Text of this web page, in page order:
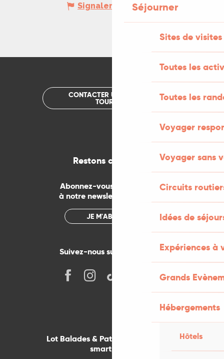
Séjourner
Sites de visites
Toutes les
Toutes les
Voyager
Voyager sans
Circuits
Idées de
Expériences à
Grands
Hébergements
Hôtels
Signaler une erreur
CONTACTER UN OFFICE DE
TOURISME
Restons connectés
Abonnez-vous gratuitement
à notre newsletter mensuelle
JE M'ABONNE
Suivez-nous sur les réseaux !
Lot Balades & Patrimoines sur votre
smartphone